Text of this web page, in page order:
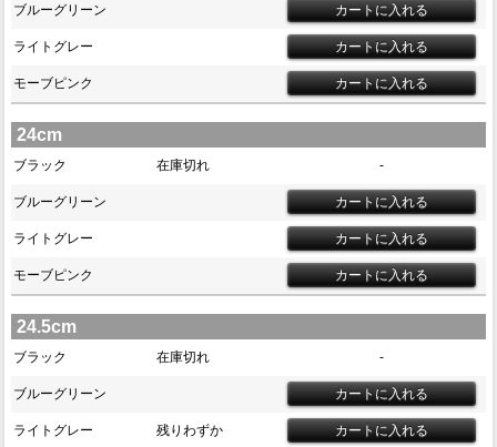
ブルーグリーン
ライトグレー
モーブピンク
24cm
ブラック 在庫切れ -
ブルーグリーン
ライトグレー
モーブピンク
24.5cm
ブラック 在庫切れ -
ブルーグリーン
ライトグレー 残りわずか